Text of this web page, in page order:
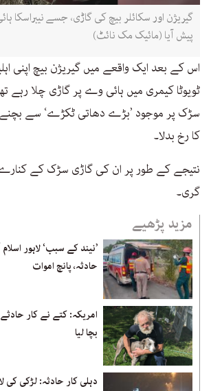
پیش آیا (مائیک مک نائٹ)
اس کے بعد ایک واقعے میں گیریژن بیچ اپنی
ٹویوٹا کیمری میں ہائی وے پر گاڑی چلا رہے
سڑک پر موجود ’بڑے دھاتی ٹکڑے‘ سے بچنے
کا رخ بدلا۔
نتیجے کے طور پر ان کی گاڑی سڑک کے
گری۔
مزید پڑھیے
’نیند کے سبب‘ لاہور
حادثہ، پانچ اموات
امریکہ: کتے نے کار
بچا لیا